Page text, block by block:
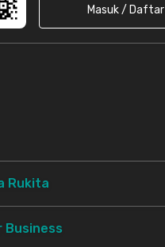
Masuk / Daftar
Rukita
Business